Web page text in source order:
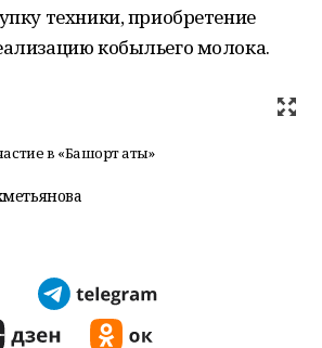
техники, приобретение
кобыльего молока.
в «Башҡорт аты»